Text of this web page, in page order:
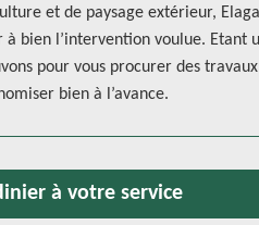
et de paysage extérieur,
bien l’intervention voulue.
pour vous procurer des
bien à l’avance.
à votre service